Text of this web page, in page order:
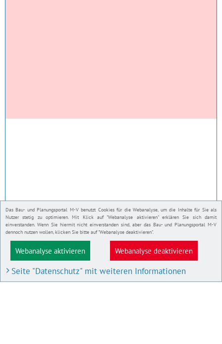
Das Bau- und Planungsportal M-V benutzt Cookies für die Webanalyse, um die Inhalte für Sie als
Nutzer stetig zu optimieren. Mit Klick auf "Webanalyse aktivieren" erklären Sie sich damit
einverstanden. Wenn Sie hiermit nicht einverstanden sind, aber das Bau- und Planungsportal M-V
dennoch nutzen wollen, klicken Sie bitte auf "Webanalyse deaktivieren".
Webanalyse aktivieren Webanalyse deaktivieren
Seite "Datenschutz" mit weiteren Informationen